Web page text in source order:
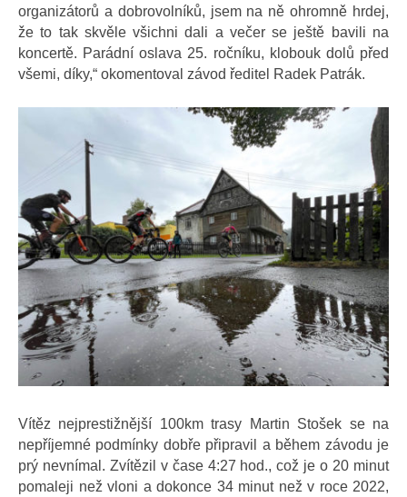
organizátorů a dobrovolníků, jsem na ně ohromně hrdej,
že to tak skvěle všichni dali a večer se ještě bavili na
koncertě. Parádní oslava 25. ročníku, klobouk dolů před
všemi, díky,“ okomentoval závod ředitel Radek Patrák.
Vítěz nejprestižnější 100km trasy Martin Stošek se na
nepříjemné podmínky dobře připravil a během závodu je
prý nevnímal. Zvítězil v čase 4:27 hod., což je o 20 minut
pomaleji než vloni a dokonce 34 minut než v roce 2022,